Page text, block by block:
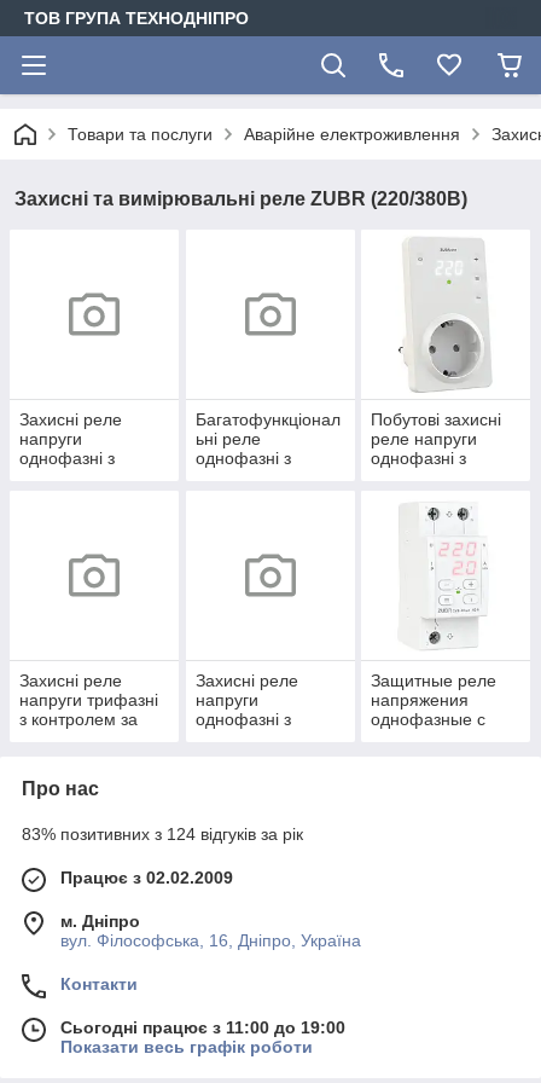
ТОВ ГРУПА ТЕХНОДНІПРО
Товари та послуги Аварійне електроживлення
Захисні та вимірювальні реле ZUBR (220/380В)
Захисні реле
напруги
однофазні з
Багатофункціонал
ьні реле
однофазні з
Побутові захисні
реле напруги
однофазні з
Захисні реле
напруги трифазні
з контролем за
Захисні реле
напруги
однофазні з
Защитные реле
напряжения
однофазные c
Про нас
83% позитивних з 124 відгуків за рік
Працює з 02.02.2009
м. Дніпро
вул. Філософська, 16, Дніпро, Україна
Контакти
Сьогодні працює з 11:00 до 19:00
Показати весь графік роботи